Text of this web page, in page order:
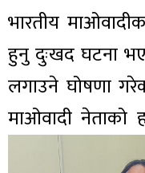
भारतीय
हुनु दुःखद घटना
लगाउने घोषणा
माओवादी नेताको